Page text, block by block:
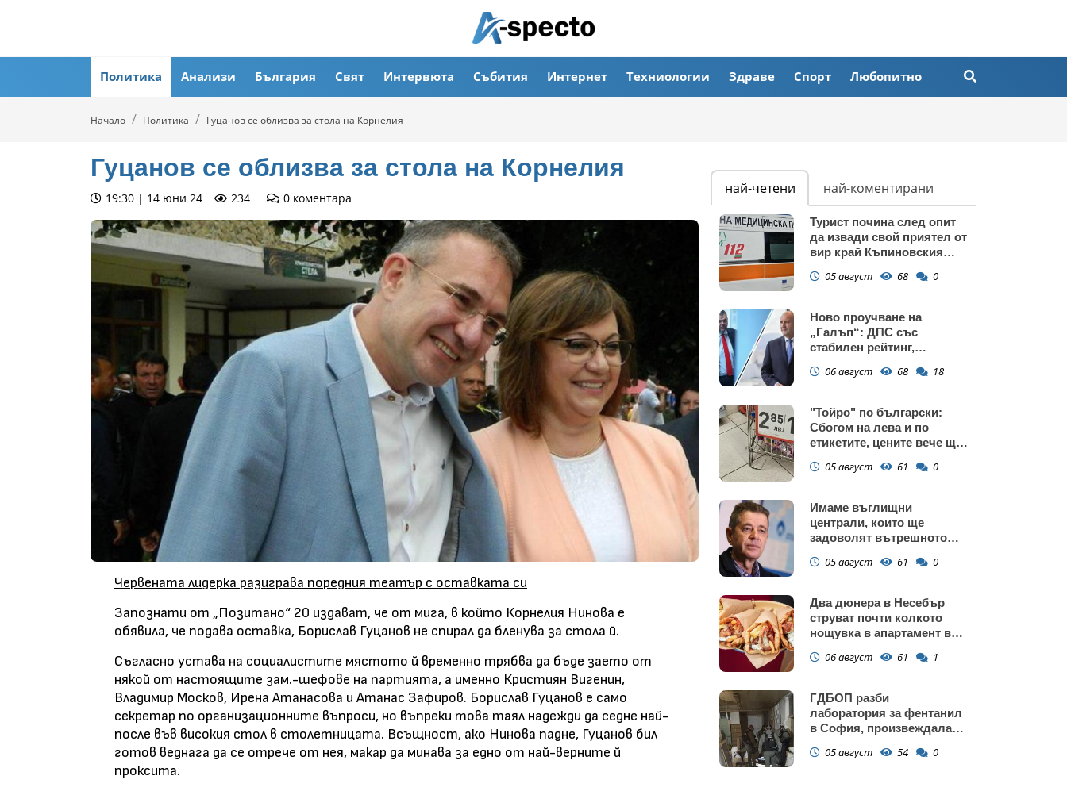
Политика Анализи България Свят Интервюта Събития Интернет Техниологии Здраве Спорт Любопитно
Начало Политика Гуцанов се облизва за стола на Корнелия
Гуцанов се облизва за стола на Корнелия
19:30 | 14 юни 24 234 0 коментара
Червената лидерка разиграва поредния театър с оставката си
Запознати от „Позитано“ 20 издават, че от мига, в който Корнелия Нинова е
обявила, че подава оставка, Борислав Гуцанов не спирал да бленува за стола й.
Съгласно устава на социалистите мястото й временно трябва да бъде заето от
някой от настоящите зам.-шефове на партията, а именно Кристиян Вигенин,
Владимир Москов, Ирена Атанасова и Атанас Зафиров. Борислав Гуцанов е само
секретар по организационните въпроси, но въпреки това таял надежди да седне най-
после във високия стол в столетницата. Всъщност, ако Нинова падне, Гуцанов бил
готов веднага да се отрече от нея, макар да минава за едно от най-верните й
проксита.
най-четени най-коментирани
Турист почина след опит
да извади свой приятел от
вир край Къпиновския
05 август 68 0
Ново проучване на
„Галъп“: ДПС със
стабилен рейтинг,
запазва
06 август 68 18
"Тойро" по български:
Сбогом на лева и по
етикетите, цените вече ще
05 август 61 0
Имаме въглищни
централи, които ще
задоволят вътрешното
05 август 61 0
Два дюнера в Несебър
струват почти колкото
нощувка в апартамент в
06 август 61 1
ГДБОП разби
лаборатория за фентанил
в София, произвеждала
(снимки)
05 август 54 0